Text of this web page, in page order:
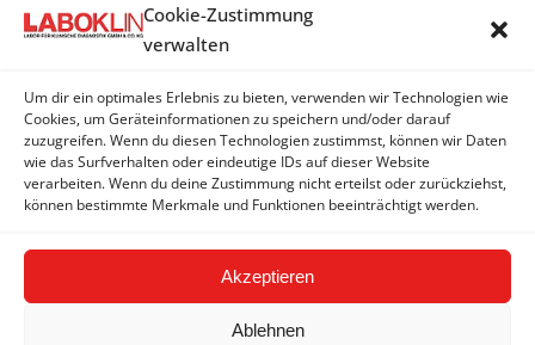
Cookie-Zustimmung
verwalten
Um dir ein optimales Erlebnis zu bieten, verwenden wir Technologien wie
Cookies, um Geräteinformationen zu speichern und/oder darauf
zuzugreifen. Wenn du diesen Technologien zustimmst, können wir Daten
wie das Surfverhalten oder eindeutige IDs auf dieser Website
verarbeiten. Wenn du deine Zustimmung nicht erteilst oder zurückziehst,
können bestimmte Merkmale und Funktionen beeinträchtigt werden.
Akzeptieren
Ablehnen
2018 | Publikationen Englisch
18. Dezember 2018
2017 | Publikationen Englisch
20. Dezember 2017
2016 | Publikationen Englisch
21. Dezember 2016